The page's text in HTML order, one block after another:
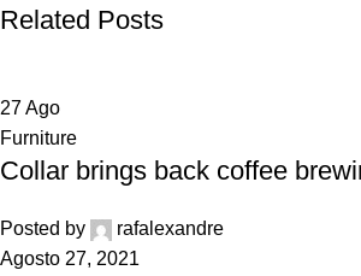
Related Posts
27Ago
Furniture
Collar brings back coffee
Posted by
rafalexandre
Agosto 27, 2021